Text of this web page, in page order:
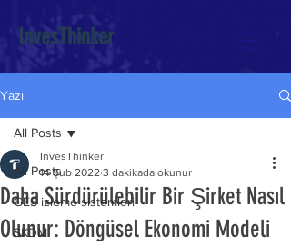
InvesThinker
Yazı
All Posts
GES izleme sistemleri
SKDM
All Posts
Daha Sürdürülebilir Bir Şirket Nasıl
Olunur: Döngüsel Ekonomi Modeli
InvesThinker
14 Şub 2022 3 dakikada okunur